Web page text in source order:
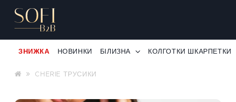
ЗНИЖКА НОВИНКИ БІЛИЗНА КОЛГОТКИ ШКАРПЕТКИ
CHERIE ТРУСИКИ